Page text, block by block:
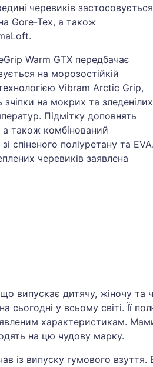
черевиків застосовується
Gore-Tex, а також
Warm GTX передбачає
на морозостійкій
Vibram Arctic Grip,
на мокрих та зледенілих
Підмітку доповнять
також комбінований
спіненого поліуретану та EVA.
черевиків заявлена
випускає дитячу, жіночу та
сьогодні у всьому світі. Її
характеристикам.
на цю чудову марку.
із випуску гумового взуття.